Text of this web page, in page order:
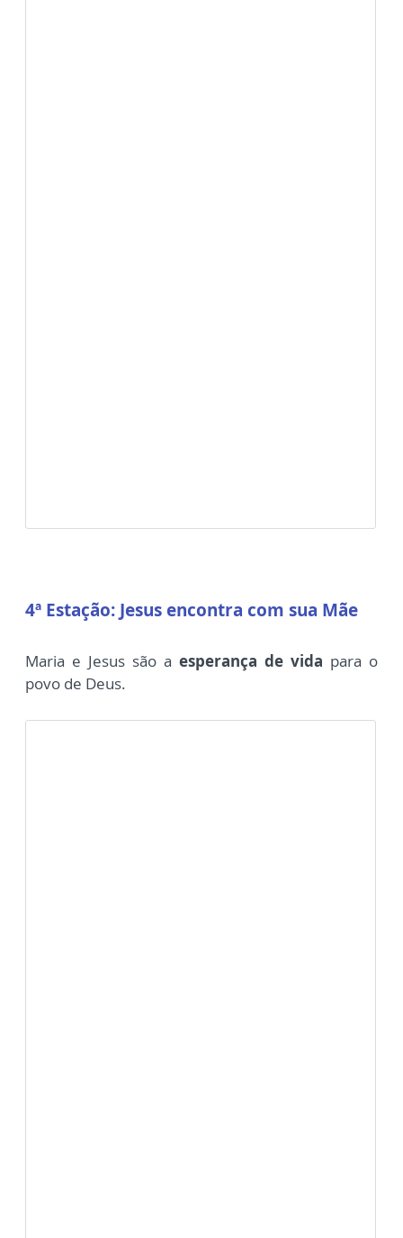
4ª Estação: Jesus encontra com sua Mãe
Maria e Jesus são a esperança de vida para o
povo de Deus.